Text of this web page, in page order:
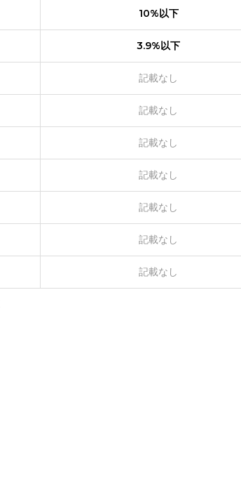
10%以下
3.9%以下
記載なし
記載なし
記載なし
記載なし
記載なし
記載なし
記載なし